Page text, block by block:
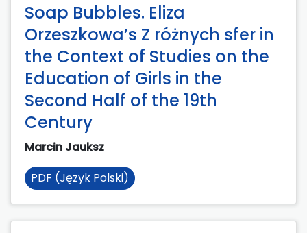
Soap Bubbles. Eliza
Orzeszkowa’s Z różnych sfer in
the Context of Studies on the
Education of Girls in the
Second Half of the 19th
Century
Marcin Jauksz
PDF (Język Polski)